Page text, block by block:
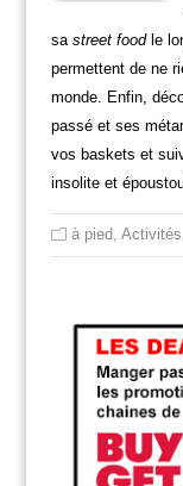
sa street foodle
permettent de ne
monde. Enfin,
passé et ses
vos baskets et
insolite et
à pied Activités